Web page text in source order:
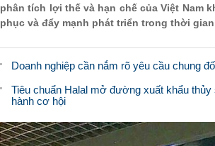
phân tích lợi thế và hạn chế của Việt Nam
phục và đẩy mạnh phát triển trong thời
Doanh nghiệp cần nắm rõ yêu cầu chung
Tiêu chuẩn Halal mở đường xuất khẩu
hành cơ hội